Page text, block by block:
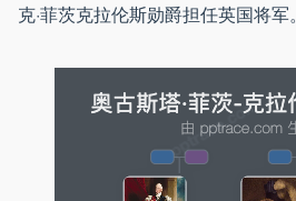
克·菲茨克拉伦斯勋爵担任英国将军。